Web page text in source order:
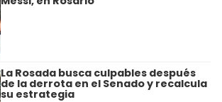
La Rosada busca culpables después
de la derrota en el Senado y recalcula
su estrategia